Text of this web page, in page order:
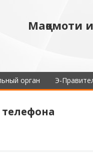
Мақомоти
орган Э-